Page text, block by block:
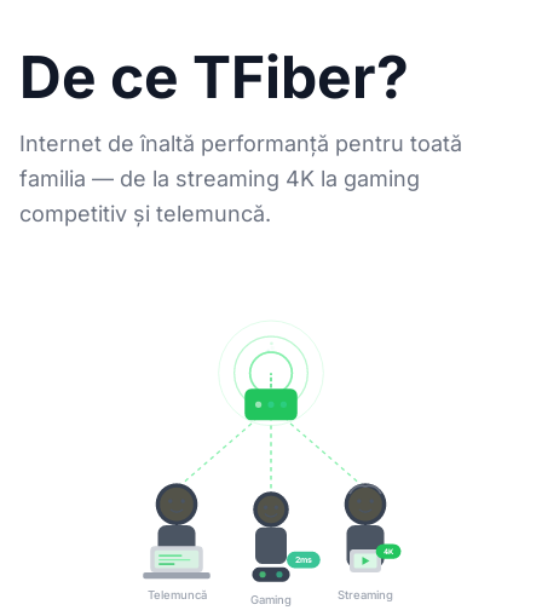
De ce TFiber?
Internet de înaltă performanță pentru toată
familia — de la streaming 4K la gaming
competitiv și telemuncă.
Telemuncă
2ms
Gaming
4K
Streaming